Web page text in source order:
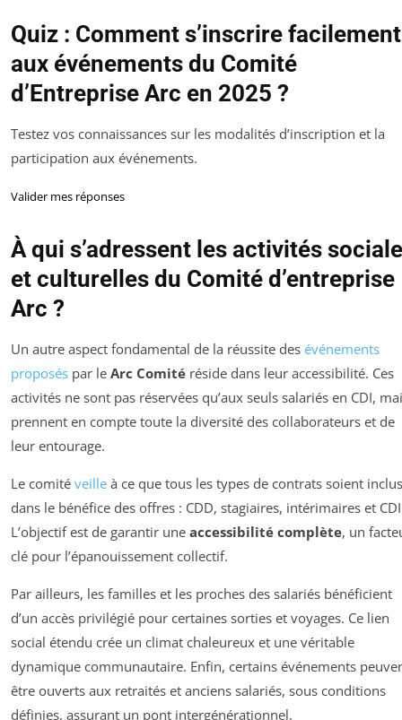
Quiz : Comment s’inscrire facilement
aux événements du Comité
d’Entreprise Arc en 2025 ?
Testez vos connaissances sur les modalités d’inscription et la
participation aux événements.
Valider mes réponses
À qui s’adressent les activités
et culturelles du Comité d’entreprise
Arc ?
Un autre aspect fondamental de la réussite des événements
proposés par le Arc Comité réside dans leur accessibilité. Ces
activités ne sont pas réservées qu’aux seuls salariés en CDI,
prennent en compte toute la diversité des collaborateurs et de
leur entourage.
Le comité veille à ce que tous les types de contrats soient inclus
dans le bénéfice des offres : CDD, stagiaires, intérimaires et
L’objectif est de garantir une accessibilité complète, un
clé pour l’épanouissement collectif.
Par ailleurs, les familles et les proches des salariés bénéficient
d’un accès privilégié pour certaines sorties et voyages. Ce lien
social étendu crée un climat chaleureux et une véritable
dynamique communautaire. Enfin, certains événements
être ouverts aux retraités et anciens salariés, sous conditions
définies, assurant un pont intergénérationnel.